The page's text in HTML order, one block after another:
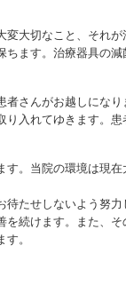
大切なこと、それが
ます。治療器具の
さんがお越しにな
入れてゆきます。患
。当院の環境は現
たせしないよう努
続けます。また、
。